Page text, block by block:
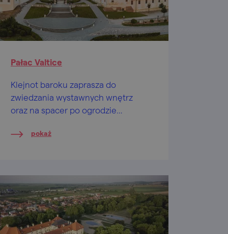
Pałac Valtice
Klejnot baroku zaprasza do
zwiedzania wystawnych wnętrz
oraz na spacer po ogrodzie
oprzesz się też degustacji wina.
pokaż